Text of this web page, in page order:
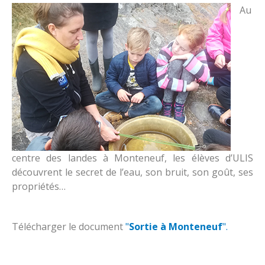
Proposition de la foi
Fraternité
A savoir
Horaires de classe
Réglement intérieur
Accueil périscolaire
Contribution des familles
Services extérieurs enfance et parentalité
Inscriptions
Le restaurant
les associations
Contact
Nous situer
Au
centre des landes à Monteneuf, les élèves d’ULIS
découvrent le secret de l’eau, son bruit, son goût, ses
propriétés…
Télécharger le document"Sortie à Monteneuf".